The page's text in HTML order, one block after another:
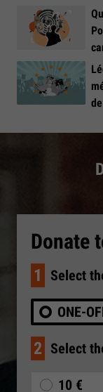
Donate
1 Select
ONE-
2 Select
10 €